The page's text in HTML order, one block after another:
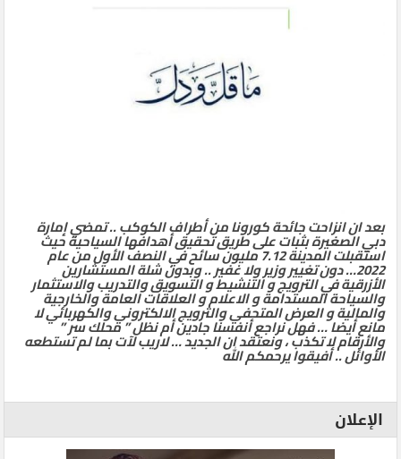
بعد ان انزاحت جائحة كورونا من أطراف الكوكب .. تمضي إمارة
دبي الصغيرة بثبات على طريق تحقيق أهدافها السياحية حيث
استقبلت المدينة 7.12 مليون سائح في النصف الأول من عام
2022… دون تغيير وزير ولا غفير .. وبدون شلة المستشارين
الأزرقية في الترويج و التنشيط و التسويق والتدريب والاستثمار
والسياحة المستدامة و الاعلام و العلاقات العامة والخارجية
والمالية و العرض المتحفي والترويج الالكتروني والكهربائي لا
مانع أيضا … فهل نراجع أنفسنا جادين أم نظل ” محلك سر ”
والأرقام لا تكذب ، ونعتقد ان الجديد … لاريب لآت بما لم تستطعه
الأوائل .. أفيقوا يرحمكم الله
الإعلان